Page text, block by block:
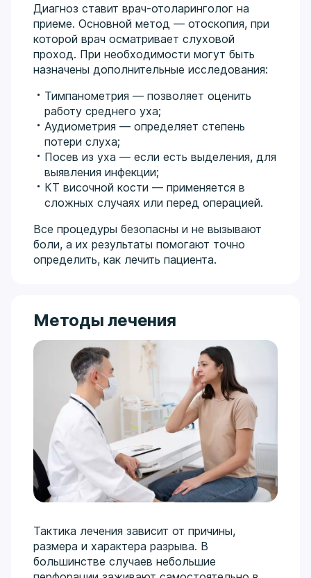
Диагноз ставит врач-отоларинголог на
приеме. Основной метод — отоскопия, при
которой врач осматривает слуховой
проход. При необходимости могут быть
назначены дополнительные исследования:
Тимпанометрия — позволяет оценить
работу среднего уха;
Аудиометрия — определяет степень
потери слуха;
Посев из уха — если есть выделения, для
выявления инфекции;
КТ височной кости — применяется в
сложных случаях или перед операцией.
Все процедуры безопасны и не вызывают
боли, а их результаты помогают точно
определить, как лечить пациента.
Методы лечения
Тактика лечения зависит от причины,
размера и характера разрыва. В
большинстве случаев небольшие